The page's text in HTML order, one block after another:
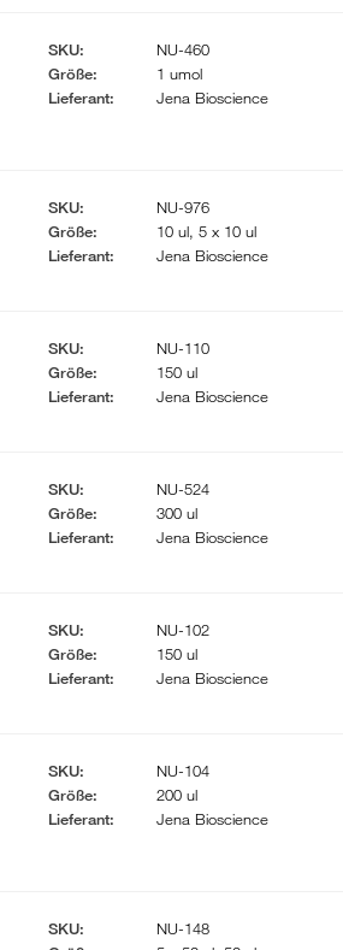
SKU:
NU-460
Größe:
1 umol
Lieferant:
Jena Bioscience
SKU:
NU-976
Größe:
10 ul, 5 x 10 ul
Lieferant:
Jena Bioscience
SKU:
NU-110
Größe:
150 ul
Lieferant:
Jena Bioscience
SKU:
NU-524
Größe:
300 ul
Lieferant:
Jena Bioscience
SKU:
NU-102
Größe:
150 ul
Lieferant:
Jena Bioscience
SKU:
NU-104
Größe:
200 ul
Lieferant:
Jena Bioscience
SKU:
NU-148